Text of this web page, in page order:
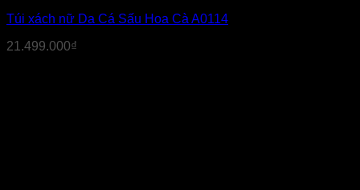
Túi xách nữ Da Cá Sấu Hoa Cà A0114
21.499.000₫